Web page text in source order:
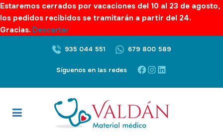
Estaremos cerrados por vacaciones del 10 al 23 de agosto,
los pedidos recibidos se tramitarán a partir del 24.
Gracias. Descartar
935 044 551 679 800 589
Síguenos en las redes Facebook
Instagram
LinkedIn